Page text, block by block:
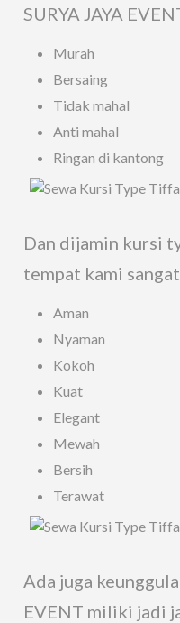
SURYA JAYA
Murah
Bersaing
Tidak mahal
Anti mahal
Ringan di kantong
Dan dijamin kursi
tempat kami
Aman
Nyaman
Kokoh
Kuat
Elegant
Mewah
Bersih
Terawat
Ada juga
EVENT miliki jadi